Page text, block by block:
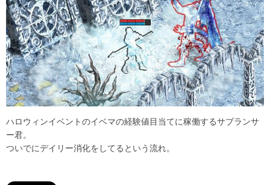
ハロウィンイベントのイベマの経験値目当てに稼働するサブランサ
ー君。
ついでにデイリー消化をしてるという流れ。